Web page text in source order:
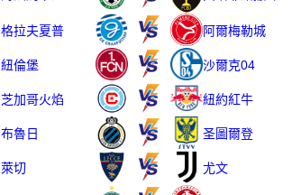
格拉夫夏普 阿爾梅勒城
紐倫堡 沙爾克04
芝加哥火焰 紐約紅牛
布魯日 圣圖爾登
萊切 尤文